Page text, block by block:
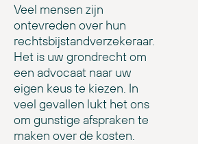
Veel mensen zijn
ontevreden over hun
rechtsbijstandverzekeraar.
Het is uw grondrecht om
een advocaat naar uw
eigen keus te kiezen. In
veel gevallen lukt het ons
om gunstige afspraken te
maken over de kosten.